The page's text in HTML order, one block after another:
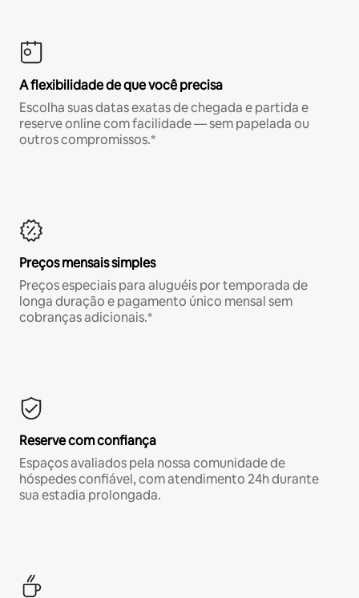
A flexibilidade de que você precisa
Escolha suas datas exatas de chegada e partida e
reserve online com facilidade — sem papelada ou
outros compromissos.*
Preços mensais simples
Preços especiais para aluguéis por temporada de
longa duração e pagamento único mensal sem
cobranças adicionais.*
Reserve com confiança
Espaços avaliados pela nossa comunidade de
hóspedes confiável, com atendimento 24h durante
sua estadia prolongada.